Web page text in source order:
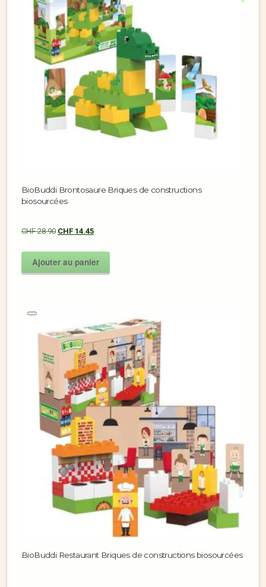
BioBuddi Brontosaure Briques de constructions
biosourcées
CHF28.90 CHF 14.45
Ajouter au panier
BioBuddi Restaurant Briques de constructions biosourcées